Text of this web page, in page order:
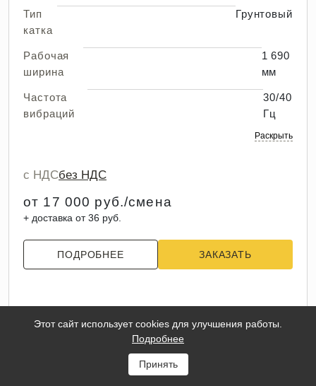
Тип
катка
Грунтовый
Рабочая
ширина
1 690
мм
Частота
вибраций
30/40
Гц
Раскрыть
с НДСбез НДС
от 17 000 руб./смена
+ доставка от 36 руб.
ПОДРОБНЕЕ ЗАКАЗАТЬ
Этот сайт использует cookies для улучшения работы.
Подробнее
Принять